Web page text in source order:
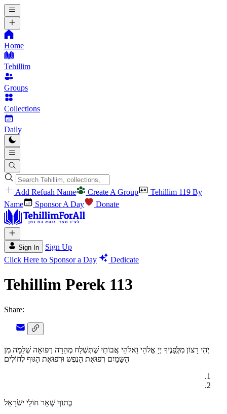
Home
Tehillim
Groups
Collections
Daily
Add Refuah Name Create A Group
Tehillim 119 By
Name
Sponsor A Day Donate
Sign In
Sign Up
Click Here to Sponsor a Day
Dedicate
Tehillim Perek 113
Share:
יְהִי רָצוֹן מִלְְּפָנֶיךָ יְיָ אֱלֹהַי וֵאלֹהֵי אֲבוֹתַי שֶׁתְּשְׁלַח מְהֵרָה רְפוּאָה שְׁלֵמָה מִן
הַשָּמַיִם רְפוּאַת הַנֶפֶש וּרְפוּאַת הַגּוּף לְחוֹלִים
בְּתוֹךְ שְׁאָר חוֹלֵי ישׂרָאֵל